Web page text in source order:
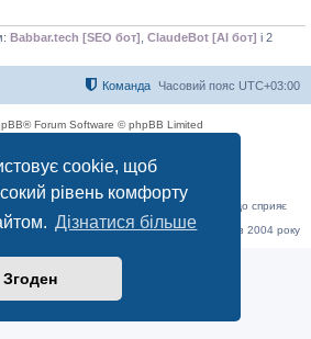
cookie, щоб
рівень комфорту
Дізнатися більше
Згоден
Babbar.tech [SEO бот] ClaudeBot [AI бот] і 2
Часовий пояс UTC+03:00
Команда
Forum Software © phpBB Limited
незалежний інтерактивний веб-ресурс, що сприяє
Інтернет.
до дружньої спільноти, яка тут спілкується з 2004 року